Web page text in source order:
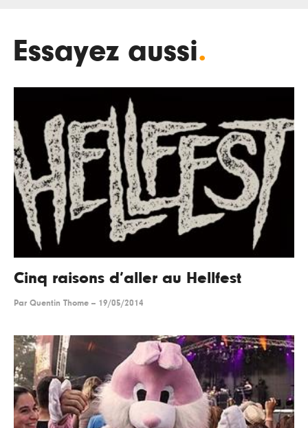
Essayez aussi.
Cinq raisons d’aller au Hellfest
Par Quentin Thome -- 19/05/2014